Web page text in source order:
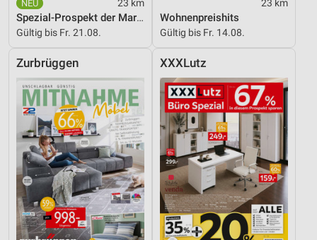
23 km
Spezial-Prospekt der Marken
Gültig bis Fr. 21.08.
23 km
Wohnenpreishits
Gültig bis Fr. 14.08.
Zurbrüggen XXXLutz